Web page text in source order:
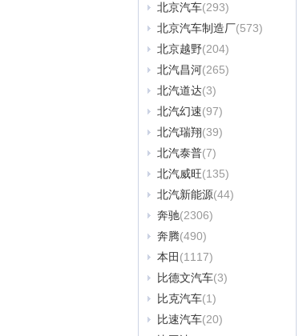
北京汽车(293)
北京汽车制造厂(573)
北京越野(204)
北汽昌河(265)
北汽道达(3)
北汽幻速(97)
北汽瑞翔(39)
北汽泰普(7)
北汽威旺(135)
北汽新能源(44)
奔驰(2306)
奔腾(490)
本田 (1117)
比德文汽车(3)
比克汽车(1)
比速汽车(20)